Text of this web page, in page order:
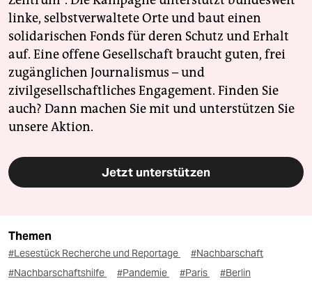
linke, selbstverwaltete Orte und baut einen
solidarischen Fonds für deren Schutz und Erhalt
auf. Eine offene Gesellschaft braucht guten, frei
zugänglichen Journalismus – und
zivilgesellschaftliches Engagement. Finden Sie
auch? Dann machen Sie mit und unterstützen Sie
unsere Aktion.
Jetzt unterstützen
Themen
#Lesestück Recherche und Reportage
#Nachbarschaft
#Nachbarschaftshilfe
#Pandemie #Paris
#Berlin